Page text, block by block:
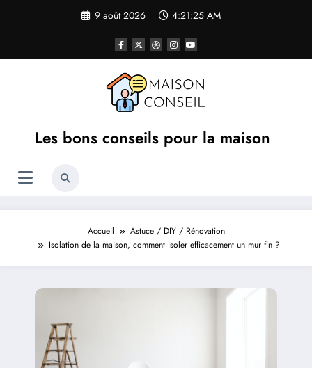
9 août 2026 4:21:25 AM
Les bons conseils pour la maison
Accueil
Astuce / DIY / Rénovation
Isolation de la maison, comment isoler efficacement un mur fin ?